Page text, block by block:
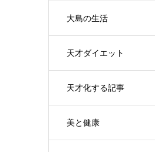
大島の生活
天才ダイエット
天才化する記事
美と健康